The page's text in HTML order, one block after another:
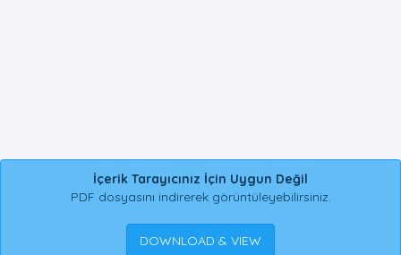
İçerik Tarayıcınız İçin Uygun Değil
PDF dosyasını indirerek görüntüleyebilirsiniz.
DOWNLOAD & VIEW